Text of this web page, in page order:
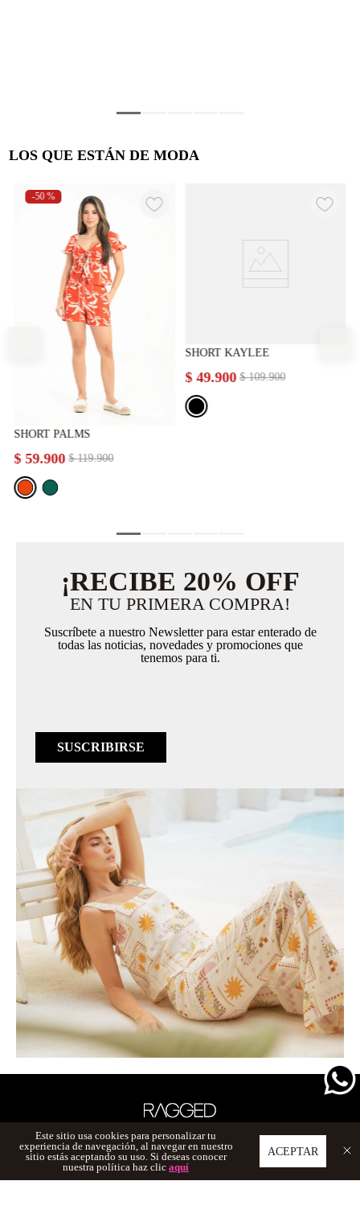
LOS QUE ESTÁN DE MODA
-50 %
SHORT PALMS
$ 119.900
$ 59.900
SHORT KAYLEE
$ 109.900
$ 49.900
¡RECIBE 20% OFF
EN TU PRIMERA COMPRA!
Suscríbete a nuestro Newsletter para estar enterado de
todas las noticias, novedades y promociones que
tenemos para ti.
SUSCRIBIRSE
ACEPTAR
Este sitio usa cookies para personalizar tu
experiencia de navegación, al navegar en nuestro
sitio estás aceptando su uso. Si deseas conocer
nuestra política haz clic aquí